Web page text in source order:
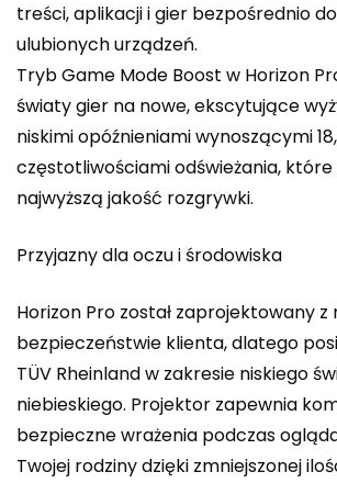
treści, aplikacji i gier bezpośrednio
ulubionych urządzeń.
Tryb Game Mode Boost w Horizon
światy gier na nowe, ekscytujące
niskimi opóźnieniami wynoszącymi
częstotliwościami odświeżania,
najwyższą jakość rozgrywki.
Przyjazny dla oczu i środowiska
Horizon Pro został zaprojektowany z
bezpieczeństwie klienta, dlatego
TÜV Rheinland w zakresie niskiego
niebieskiego. Projektor zapewnia
bezpieczne wrażenia podczas
Twojej rodziny dzięki zmniejszonej